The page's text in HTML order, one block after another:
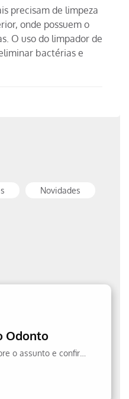
precisam de limpeza
onde possuem o
O uso do limpador de
bactérias e
Novidades
Odonto